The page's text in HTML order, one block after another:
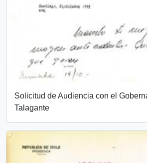
Solicitud de Audiencia con el
Talagante